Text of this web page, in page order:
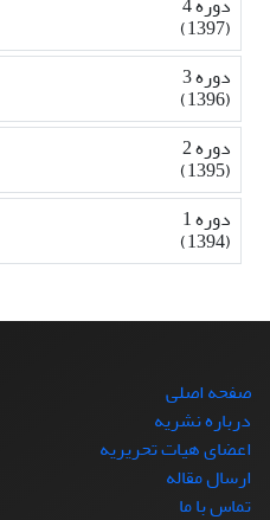
(1397)
دوره 3
(1396)
دوره 2
(1395)
دوره 1
(1394)
صفحه اصلی
درباره نشریه
اعضای هیات تحریریه
ارسال مقاله
تماس با ما